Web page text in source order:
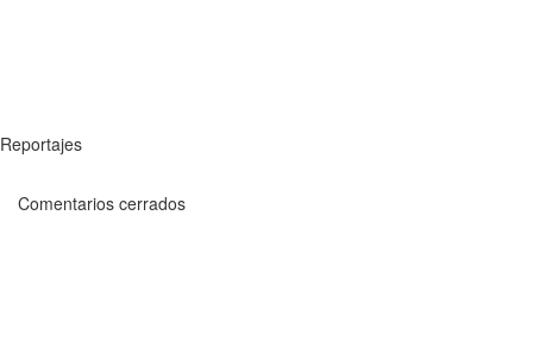
Reportajes
Comentarios cerrados